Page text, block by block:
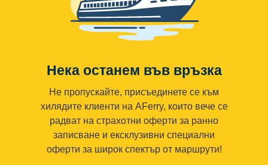
Нека останем във връзка
Не пропускайте, присъединете се към
хилядите клиенти на AFerry, които вече се
радват на страхотни оферти за ранно
записване и ексклузивни специални
оферти за широк спектър от маршрути!